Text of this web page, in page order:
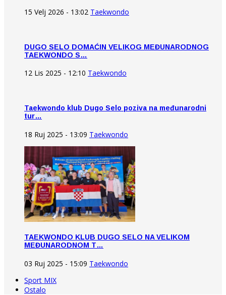
15 Velj 2026 - 13:02 Taekwondo
DUGO SELO DOMAĆIN VELIKOG MEĐUNARODNOG
TAEKWONDO S…
12 Lis 2025 - 12:10 Taekwondo
Taekwondo klub Dugo Selo poziva na međunarodni
tur…
18 Ruj 2025 - 13:09 Taekwondo
TAEKWONDO KLUB DUGO SELO NA VELIKOM
MEĐUNARODNOM T…
03 Ruj 2025 - 15:09 Taekwondo
Sport MIX
Ostalo